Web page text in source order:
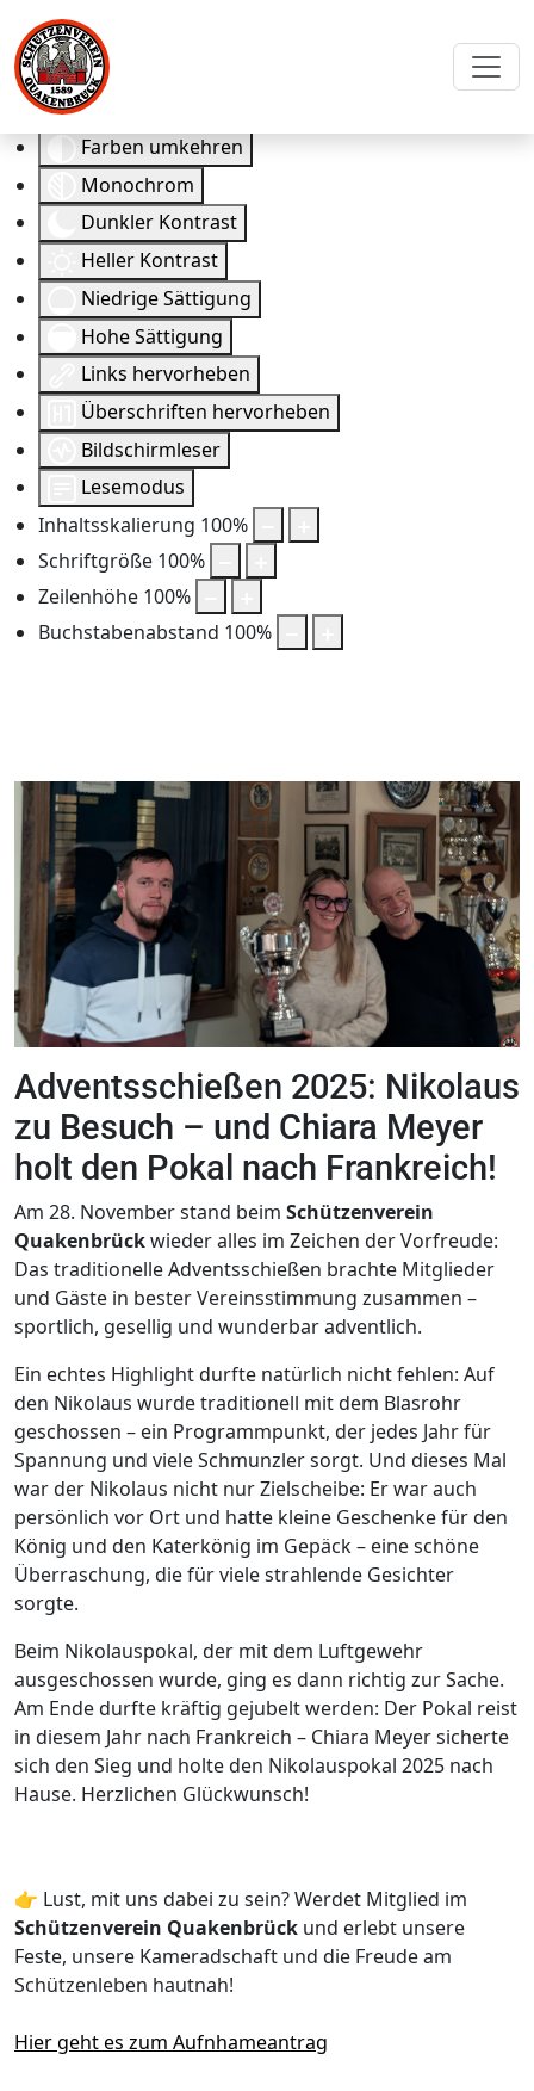
Eingabehilfen öffnen
Farben umkehren
Monochrom
Dunkler Kontrast
Heller Kontrast
Niedrige Sättigung
Hohe Sättigung
Links hervorheben
Überschriften hervorheben
Bildschirmleser
Lesemodus
Inhaltsskalierung 100%
Schriftgröße 100%
Zeilenhöhe 100%
Buchstabenabstand 100%
Adventsschießen 2025: Nikolaus
zu Besuch – und Chiara Meyer
holt den Pokal nach Frankreich!
Am 28. November stand beim Schützenverein
Quakenbrückwieder alles im Zeichen der Vorfreude:
Das traditionelle Adventsschießen brachte Mitglieder
und Gäste in bester Vereinsstimmung zusammen –
sportlich, gesellig und wunderbar adventlich.
Ein echtes Highlight durfte natürlich nicht fehlen: Auf
den Nikolaus wurde traditionell mit dem Blasrohr
geschossen – ein Programmpunkt, der jedes Jahr für
Spannung und viele Schmunzler sorgt. Und dieses Mal
war der Nikolaus nicht nur Zielscheibe: Er war auch
persönlich vor Ort und hatte kleine Geschenke für den
König und den Katerkönig im Gepäck – eine schöne
Überraschung, die für viele strahlende Gesichter
sorgte.
Beim Nikolauspokal, der mit dem Luftgewehr
ausgeschossen wurde, ging es dann richtig zur Sache.
Am Ende durfte kräftig gejubelt werden: Der Pokal reist
in diesem Jahr nach Frankreich – Chiara Meyer sicherte
sich den Sieg und holte den Nikolauspokal 2025 nach
Hause. Herzlichen Glückwunsch!
👉 Lust, mit uns dabei zu sein? Werdet Mitglied im
Schützenverein Quakenbrück und erlebt unsere
Feste, unsere Kameradschaft und die Freude am
Schützenleben hautnah!
Hier geht es zum Aufnhameantrag